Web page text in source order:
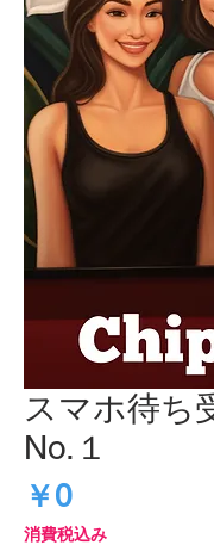
スマホ待ち
No.１
￥0価
格
消費税込み